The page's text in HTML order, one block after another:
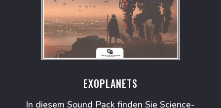
EXOPLANETS
In diesem Sound Pack finden Sie Science-